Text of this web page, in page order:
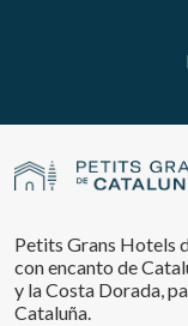
Petits Grans Hotels
con encanto de
y la Costa Dorada,
Cataluña.